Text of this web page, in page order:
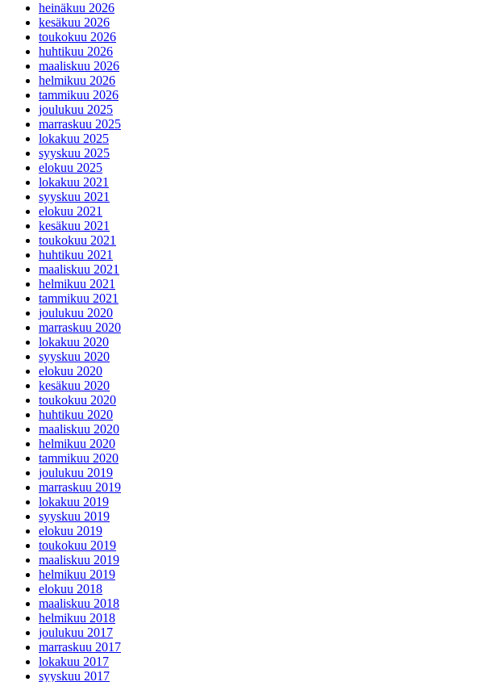
heinäkuu 2026
kesäkuu 2026
toukokuu 2026
huhtikuu 2026
maaliskuu 2026
helmikuu 2026
tammikuu 2026
joulukuu 2025
marraskuu 2025
lokakuu 2025
syyskuu 2025
elokuu 2025
lokakuu 2021
syyskuu 2021
elokuu 2021
kesäkuu 2021
toukokuu 2021
huhtikuu 2021
maaliskuu 2021
helmikuu 2021
tammikuu 2021
joulukuu 2020
marraskuu 2020
lokakuu 2020
syyskuu 2020
elokuu 2020
kesäkuu 2020
toukokuu 2020
huhtikuu 2020
maaliskuu 2020
helmikuu 2020
tammikuu 2020
joulukuu 2019
marraskuu 2019
lokakuu 2019
syyskuu 2019
elokuu 2019
toukokuu 2019
maaliskuu 2019
helmikuu 2019
elokuu 2018
maaliskuu 2018
helmikuu 2018
joulukuu 2017
marraskuu 2017
lokakuu 2017
syyskuu 2017